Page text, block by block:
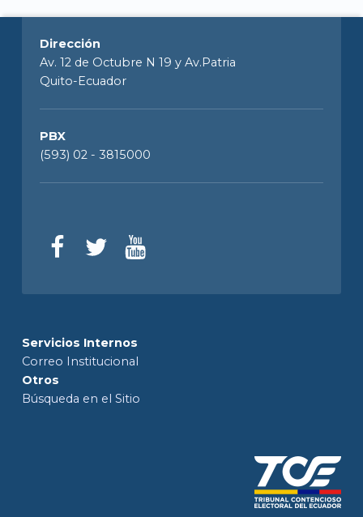
Dirección
Av. 12 de Octubre N 19 y Av.Patria
Quito-Ecuador
PBX
(593) 02 - 3815000
Servicios Internos
Correo Institucional
Otros
Búsqueda en el Sitio